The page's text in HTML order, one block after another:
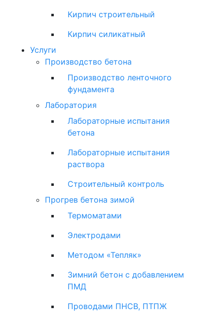
Кирпич строительный
Кирпич силикатный
Услуги
Производство бетона
Производство ленточного
фундамента
Лаборатория
Лабораторные испытания
бетона
Лабораторные испытания
раствора
Строительный контроль
Прогрев бетона зимой
Термоматами
Электродами
Методом «Тепляк»
Зимний бетон с добавлением
ПМД
Проводами ПНСВ, ПТПЖ